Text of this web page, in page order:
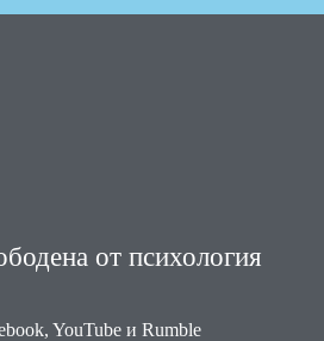
от психология
YouTube и Rumble